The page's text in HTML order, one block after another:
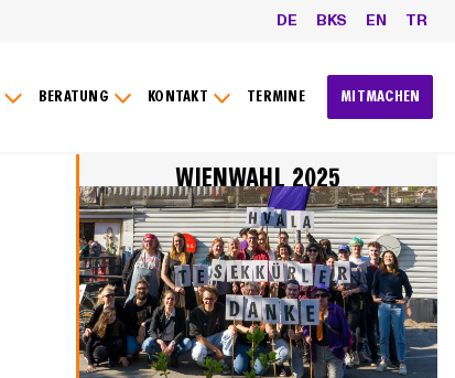
DE BKS EN TR
BERATUNG KONTAKT TERMINE MITMACHEN
WIENWAHL 2025